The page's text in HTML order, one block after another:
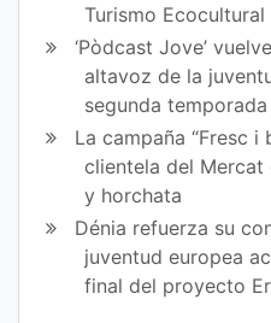
Turismo Ecocultural
‘Pòdcast Jove’
altavoz de la
segunda temporada
La campaña “Fresc i
clientela del Mercat
y horchata
Dénia refuerza su
juventud europea
final del proyecto